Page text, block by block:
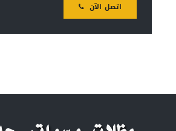
اتصل الآن